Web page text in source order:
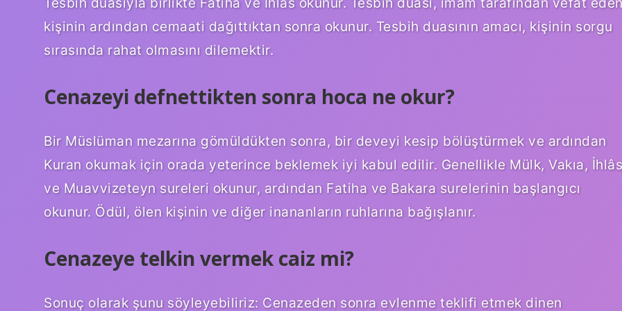
kişinin ardından cemaati dağıttıktan sonra okunur. Tesbih duasının amacı, kişinin sorgu
sırasında rahat olmasını dilemektir.
Cenazeyi defnettikten sonra hoca ne okur?
Bir Müslüman mezarına gömüldükten sonra, bir deveyi kesip bölüştürmek ve ardından
Kuran okumak için orada yeterince beklemek iyi kabul edilir. Genellikle Mülk, Vakıa, İhlâs
ve Muavvizeteyn sureleri okunur, ardından Fatiha ve Bakara surelerinin başlangıcı
okunur. Ödül, ölen kişinin ve diğer inananların ruhlarına bağışlanır.
Cenazeye telkin vermek caiz mi?
Sonuç olarak şunu söyleyebiliriz: Cenazeden sonra evlenme teklifi etmek dinen